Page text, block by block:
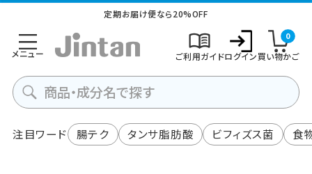
定期お届け便なら20%OFF
メニュー ご利用ガイドログイン
0
買い物かご
注目ワード 腸テク タンサ脂肪酸 ビフィズス菌 食